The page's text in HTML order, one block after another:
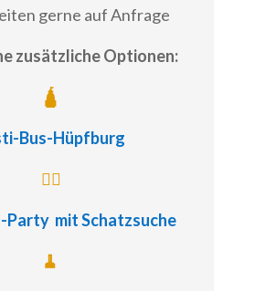
gerne auf Anfrage
zusätzliche Optionen:
🛕
Bus-Hüpfburg
🏴‍☠️
Party mit Schatzsuche
🧹